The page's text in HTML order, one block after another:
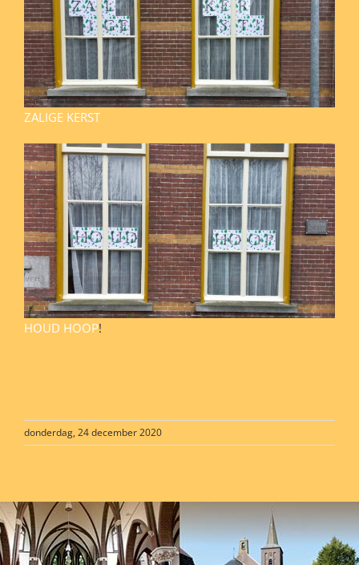
ZALIGE KERST
HOUD HOOP!
donderdag, 24 december 2020